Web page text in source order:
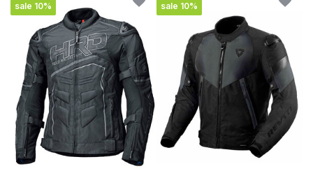
sale 10% sale 10%